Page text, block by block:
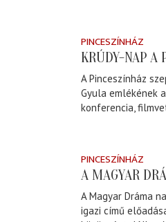
PINCESZÍNHÁZ
KRÚDY-NAP A
A Pinceszínház
Gyula emlékének
konferencia,
PINCESZÍNHÁZ
A MAGYAR
A Magyar Dráma
igazi című